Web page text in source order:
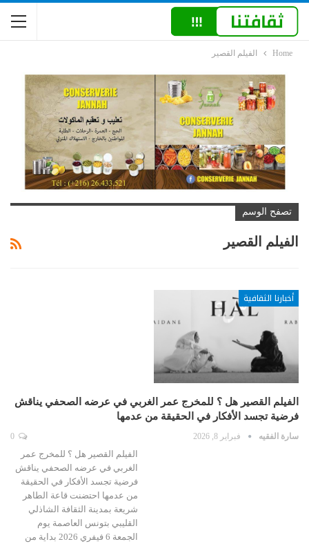
Home الفيلم القصير
تصفح الوسم
الفيلم القصير
أخبارنا الثقافية
الفيلم القصير هل ؟ للمخرج عمر الغربي في عرضه الصحفي يناقش
فرضية تجسد الأفكار في الحقيقة من عدمها
سارة الفقيه فبراير 8, 2026
الفيلم القصير هل ؟ للمخرج عمر
الغربي في عرضه الصحفي يناقش
فرضية تجسد الأفكار في الحقيقة
من عدمها احتضنت قاعة الطاهر
شريعة بمدينة الثقافة الشاذلي
القليبي بتونس العاصمة يوم
الجمعة 6 فيفري 2026 بداية من